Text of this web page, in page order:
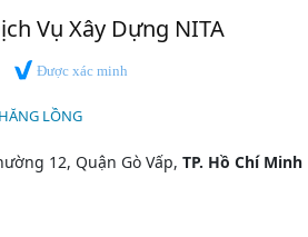
Vụ Xây Dựng NITA
Được xác minh
LỒNG
12, Quận Gò Vấp, TP. Hồ Chí Minh